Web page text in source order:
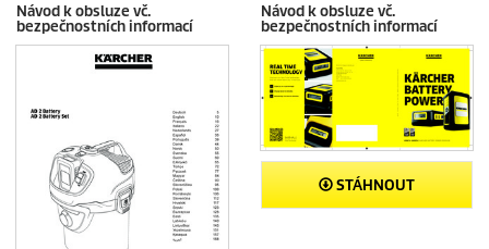
Návod k obsluze vč.
bezpečnostních informací
Návod k obsluze vč.
bezpečnostních informací
STÁHNOUT